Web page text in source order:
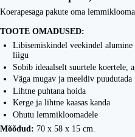
Koerapesaga pakute oma
TOOTE OMADUSED:
Libisemiskindel veekindel alumine
liigu
Sobib ideaalselt suurtele koertele,
Väga mugav ja meeldiv puudutada
Lihtne puhtana hoida
Kerge ja lihtne kaasas kanda
Ohutu lemmikloomadele
Mõõdud: 70 x 58 x 15 cm.